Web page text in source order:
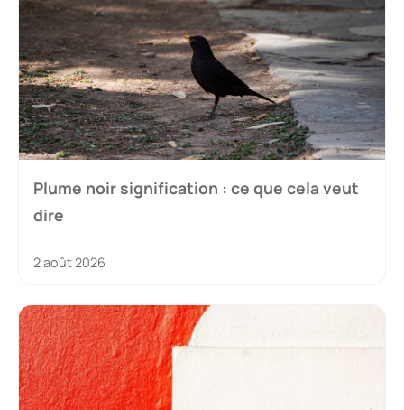
Plume noir signification : ce que cela veut
dire
2 août 2026